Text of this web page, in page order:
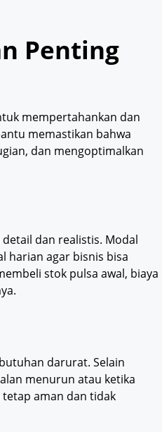
Penting
mempertahankan dan
memastikan bahwa
dan mengoptimalkan
dan realistis. Modal
harian agar bisnis bisa
stok pulsa awal, biaya
darurat. Selain
menurun atau ketika
aman dan tidak